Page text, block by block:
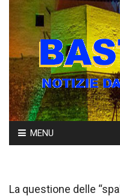
Skip
to
MENU
La questione delle